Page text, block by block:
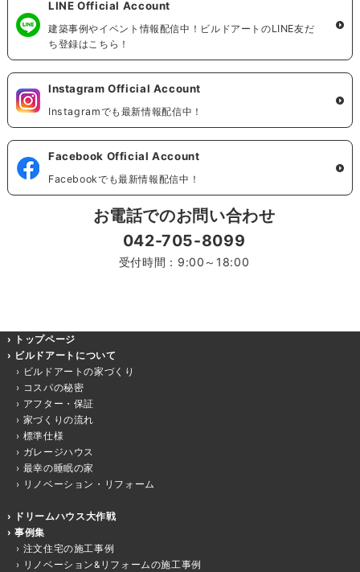
LINE Official Account
建築事例やイベント情報配信中！ビルドアートのLINE友だ
ち登録はこちら！
Instagram Official Account
Instagramでも最新情報配信中！
Facebook Official Account
Facebookでも最新情報配信中！
お電話でのお問い合わせ
042-705-8099
受付時間：9:00～18:00
トップページ
ビルドアートについて
ビルドアートの家づくり
コスパの秘密
アフター・保証
家づくりの流れ
標準仕様
ガレージハウス
最幸の睡眠の家
リノベーション・リフォーム
ドリームハウス大作戦
事例集
注文住宅の施工事例
リノベーション&リフォームの施工事例